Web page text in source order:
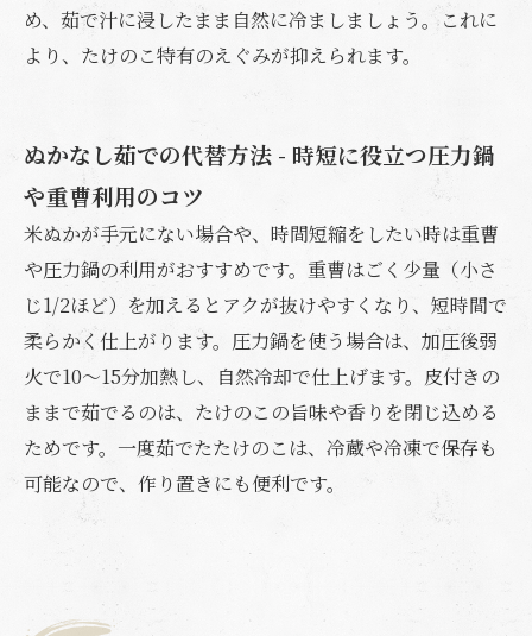
め、茹で汁に浸したまま自然に冷ましましょう。これに
より、たけのこ特有のえぐみが抑えられます。
ぬかなし茹での代替方法 - 時短に役立つ圧力鍋
や重曹利用のコツ
米ぬかが手元にない場合や、時間短縮をしたい時は重曹
や圧力鍋の利用がおすすめです。重曹はごく少量（小さ
じ1/2ほど）を加えるとアクが抜けやすくなり、短時間で
柔らかく仕上がります。圧力鍋を使う場合は、加圧後弱
火で10～15分加熱し、自然冷却で仕上げます。皮付きの
ままで茹でるのは、たけのこの旨味や香りを閉じ込める
ためです。一度茹でたたけのこは、冷蔵や冷凍で保存も
可能なので、作り置きにも便利です。